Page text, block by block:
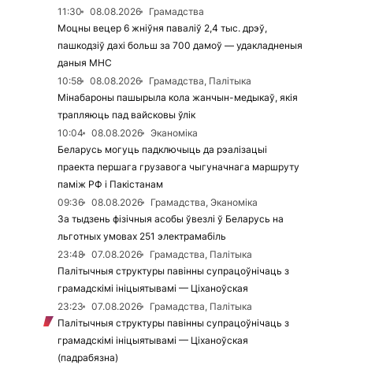
11:30
08.08.2026
Грамадства
Моцны вецер 6 жніўня паваліў 2,4 тыс. дрэў,
пашкодзіў дахі больш за 700 дамоў — удакладненыя
даныя МНС
10:58
08.08.2026
Грамадства, Палітыка
Мінабароны пашырыла кола жанчын-медыкаў, якія
трапляюць пад вайсковы ўлік
10:04
08.08.2026
Эканоміка
Беларусь могуць падключыць да рэалізацыі
праекта першага грузавога чыгуначнага маршруту
паміж РФ і Пакістанам
09:36
08.08.2026
Грамадства, Эканоміка
За тыдзень фізічныя асобы ўвезлі ў Беларусь на
льготных умовах 251 электрамабіль
23:48
07.08.2026
Грамадства, Палітыка
Палітычныя структуры павінны супрацоўнічаць з
грамадскімі ініцыятывамі — Ціханоўская
23:23
07.08.2026
Грамадства, Палітыка
Палітычныя структуры павінны супрацоўнічаць з
грамадскімі ініцыятывамі — Ціханоўская
(падрабязна)